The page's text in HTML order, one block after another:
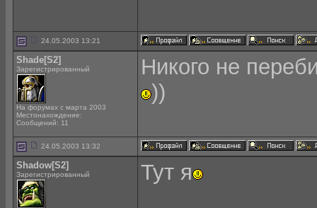
24.05.2003 13:21
Shade[S2]
Зарегистрированный
На форумах с марта 2003
Местонахождение:
Сообщений: 11
Никого не
))
24.05.2003 13:32
Shadow[S2]
Зарегистрированный
Тут я